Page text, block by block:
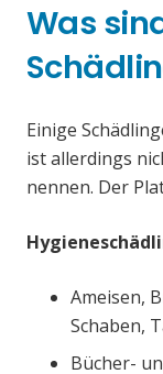
Was
Einige
ist allerdings
nennen. Der
Ameisen,
Schaben,
Bücher-